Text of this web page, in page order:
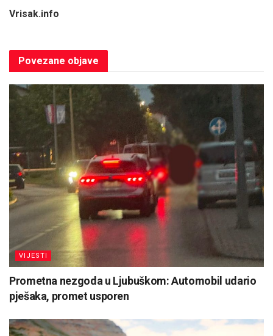
Vrisak.info
Povezane objave
VIJESTI
Prometna nezgoda u Ljubuškom: Automobil udario
pješaka, promet usporen